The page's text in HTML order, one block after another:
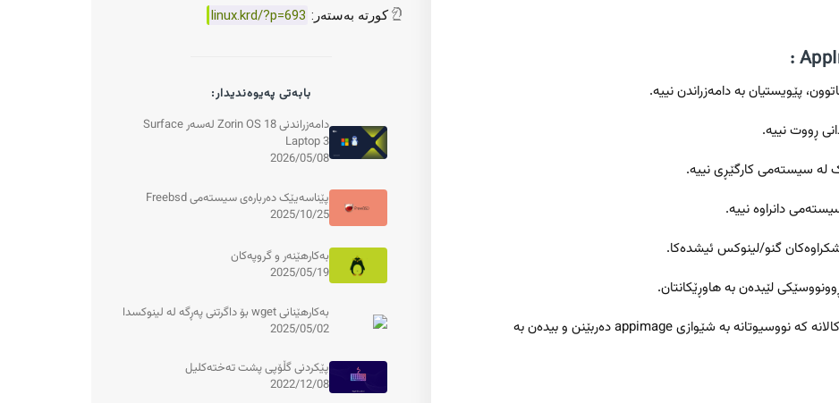
۷- گەر گەشەپێدەرن دەتوانن بە خێرایی ئەو نەرمەکالانە کە نووسیوتانە بە شێوازی appimage دەربێنن و بیدەن بە
کورتە بەستەر: linux.krd/?p=693
بابەتی پەیوەندیدار:
دامەزراندنی Zorin OS 18 لەسەر Surface
Laptop 3
2026/05/08
پێناسەیێک دەربارەی سیستەمی Freebsd
2025/10/25
بەکارهێنەر و گروپەکان
2025/05/19
بەکارهێنانی wget بۆ داگرتنی پەڕگە لە لینوکسدا
2025/05/02
پێکردنی گڵۆپی پشت تەختەکلیل
2022/12/08